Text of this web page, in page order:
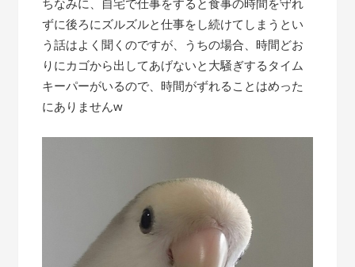
ちなみに、自宅で仕事をすると食事の時間を守れ
ずに後ろにズルズルと仕事をし続けてしまうとい
う話はよく聞くのですが、うちの場合、時間どお
りにカゴから出してあげないと大騒ぎするタイム
キーパーがいるので、時間がずれることはめった
にありませんw